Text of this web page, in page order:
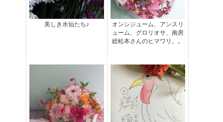
美しき水仙たち♪
オンシジューム、アンスリ
ューム、グロリオサ、南房
総松本さんのヒマワリ。。